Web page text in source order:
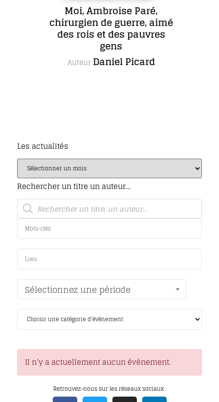
Moi, Ambroise Paré,
chirurgien de guerre, aimé
des rois et des pauvres
gens
Auteur Daniel Picard
Les actualités
Rechercher un titre un auteur…
Sélectionnez une période
Il n’y a actuellement aucun évènement.
Retrouvez-nous sur les réseaux sociaux :